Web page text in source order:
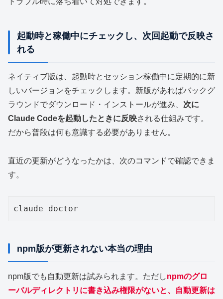
起動時と稼働中にチェックし、次回起動で反映さ
れる
ネイティブ版は、起動時とセッション稼働中に定期的に新
しいバージョンをチェックします。新版があればバックグ
ラウンドでダウンロード・インストールが進み、 次に
Claude Codeを起動したときに反映される仕組みです。
だから普段は何も意識する必要がありません。
直近の更新がどうなったかは、次のコマンドで確認できま
す。
claude doctor
npm版が更新されない本当の理由
npm版でも自動更新は試みられます。ただしnpmのグロ
ーバルディレクトリに書き込み権限がないと、自動更新は